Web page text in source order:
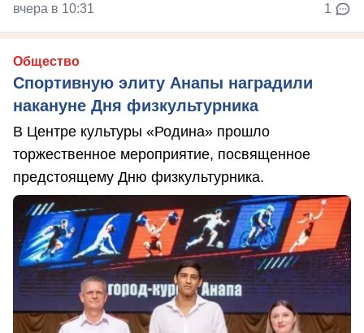
вчера в 10:31 1
Общество
Спортивную элиту Анапы наградили
накануне Дня физкультурника
В Центре культуры «Родина» прошло
торжественное мероприятие, посвященное
предстоящему Дню физкультурника.